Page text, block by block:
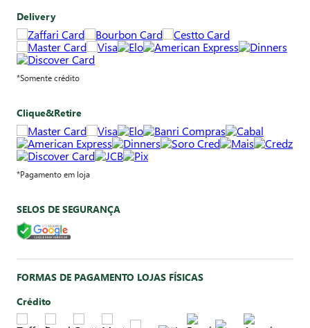
Delivery
*Somente crédito
Clique&Retire
*Pagamento em loja
SELOS DE SEGURANÇA
FORMAS DE PAGAMENTO LOJAS FÍSICAS
Crédito